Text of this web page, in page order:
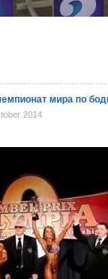
мира по
2014